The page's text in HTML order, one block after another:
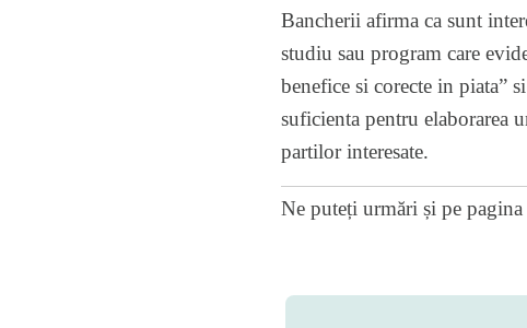
Bancherii afirma ca sunt
studiu sau program care
benefice si corecte in piata”
suficienta pentru elaborarea
partilor interesate.
Ne puteți urmări și pe pagina